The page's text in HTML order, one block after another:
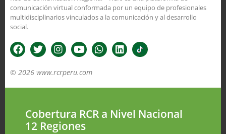
comunicación virtual conformada por un equipo de profesionales
multidisciplinarios vinculados a la comunicación y al desarrollo
social.
© 2026 www.rcrperu.com
Cobertura RCR a Nivel Nacional
12 Regiones